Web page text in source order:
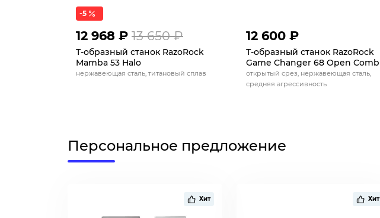
-5
12 968 ₽ 13 650 ₽
Т-образный станок RazoRock
Mamba 53 Halo
нержавеющая сталь, титановый сплав
12 600 ₽
Т-образный станок RazoRock
Game Changer 68 Open Comb
открытый срез, нержавеющая сталь,
средняя агрессивность
Персональное предложение
Хит Хит